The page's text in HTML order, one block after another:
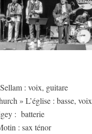
: voix, guitare
» L’église : basse, voix
: batterie
: sax ténor